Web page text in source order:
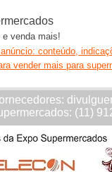
e venda mais!
conteúdo,
vender mais para
(11)